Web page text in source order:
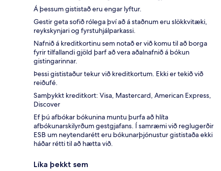
Á þessum gististað eru engar lyftur.
Gestir geta sofið rólega því að á staðnum eru slökkvitæki,
reykskynjari og fyrstuhjálparkassi.
Nafnið á kreditkortinu sem notað er við komu til að borga
fyrir tilfallandi gjöld þarf að vera aðalnafnið á bókun
gistingarinnar.
Þessi gististaður tekur við kreditkortum. Ekki er tekið við
reiðufé.
Samþykkt kreditkort: Visa, Mastercard, American Express,
Discover
Ef þú afbókar bókunina muntu þurfa að hlíta
afbókunarskilyrðum gestgjafans. Í samræmi við reglugerðir
ESB um neytendarétt eru bókunarþjónustur gististaða ekki
háðar rétti til að hætta við.
Líka þekkt sem